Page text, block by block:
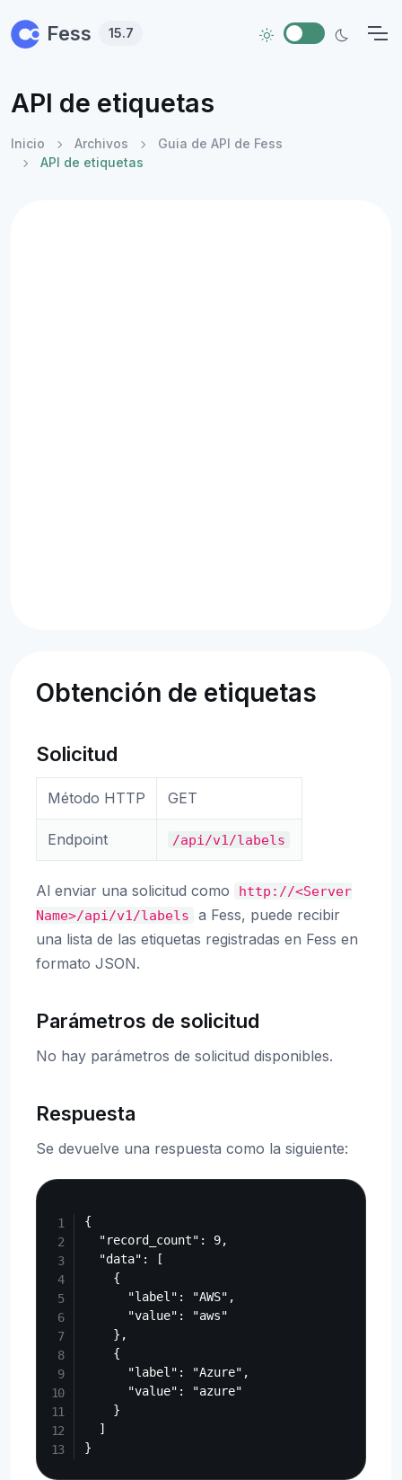
Fess 15.7
API de etiquetas
Inicio Archivos
Guia de API de Fess
API de etiquetas
Obtención de etiquetas
Solicitud
Método HTTP GET
Endpoint /api/v1/labels
Al enviar una solicitud como
http://<Server
Name>/api/v1/labels
a Fess, puede recibir
una lista de las etiquetas registradas en Fess en
formato JSON.
Parámetros de solicitud
No hay parámetros de solicitud disponibles.
Respuesta
Se devuelve una respuesta como la siguiente:
{
  "record_count": 9,
  "data": [
    {
      "label": "AWS",
      "value": "aws"
    },
    {
      "label": "Azure",
      "value": "azure"
    }
  ]